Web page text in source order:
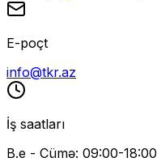
E-poçt
info@tkr.az
İş saatları
B.e - Cümə: 09:00-18:00